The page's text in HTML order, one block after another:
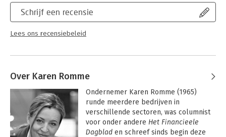
juist ook
grotere
Schrijf een recensie
Lees ons recensiebeleid
Over Karen Romme
Ondernemer Karen Romme (1965)
runde meerdere bedrijven in
verschillende sectoren, was columnist
voor onder andere Het Financieele
Dagblad en schreef sinds begin deze